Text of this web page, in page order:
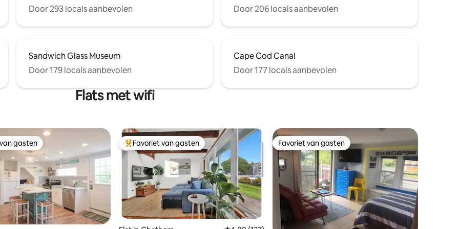
Door 293 locals aanbevolen Door 206 locals aanbevolen
Sandwich Glass Museum
Door 179 locals aanbevolen
Cape Cod Canal
Door 177 locals aanbevolen
Flats met wifi
van 4,99 op 5, 114 recensies
gasten
gasten Topfavoriet van gasten
Favoriet van gasten Favoriet van gasten
Favoriet van gasten